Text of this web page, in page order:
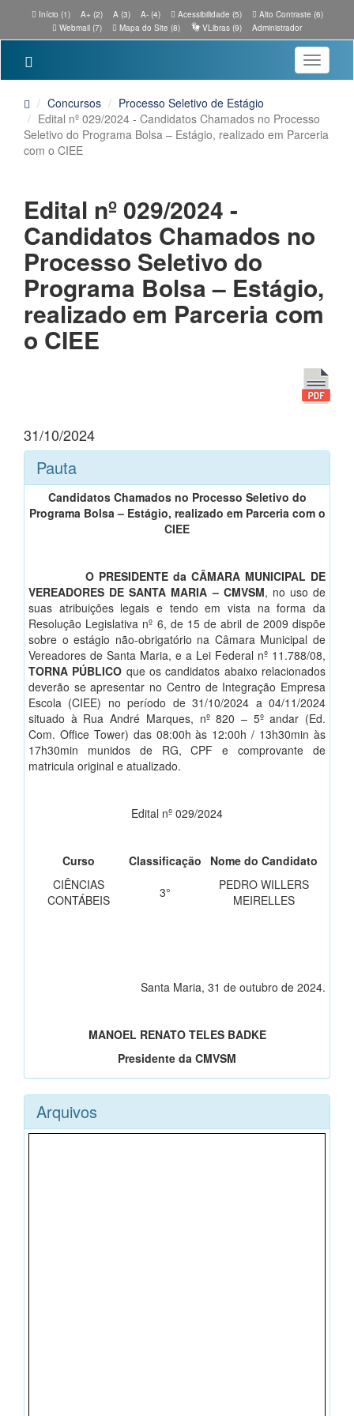
Início (1) A+ (2) A (3) A- (4) Acessibilidade (5)
Alto Contraste (6)
Webmail (7)
Mapa do Site (8) VLibras (9) Administrador
Toggle
Concursos
Processo Seletivo de Estágio
Edital nº 029/2024 - Candidatos Chamados no Processo
Seletivo do Programa Bolsa – Estágio, realizado em Parceria
com o CIEE
Edital nº 029/2024 -
Candidatos Chamados no
Processo Seletivo do
Programa Bolsa – Estágio,
realizado em Parceria com
o CIEE
31/10/2024
Pauta
Candidatos Chamados no Processo Seletivo do
Programa Bolsa – Estágio, realizado em Parceria com o
CIEE
O PRESIDENTE da CÂMARA MUNICIPAL DE
VEREADORES DE SANTA MARIA – CMVSM, no uso de
suas atribuições legais e tendo em vista na forma da
Resolução Legislativa nº 6, de 15 de abril de 2009 dispõe
sobre o estágio não-obrigatório na Câmara Municipal de
Vereadores de Santa Maria, e a Lei Federal nº 11.788/08,
TORNA PÚBLICO que os candidatos abaixo relacionados
deverão se apresentar no Centro de Integração Empresa
Escola (CIEE) no período de 31/10/2024 a 04/11/2024
situado à Rua André Marques, nº 820 – 5º andar (Ed.
Com. Office Tower) das 08:00h às 12:00h / 13h30min às
17h30min munidos de RG, CPF e comprovante de
matricula original e atualizado.
Edital nº 029/2024
Curso Classificação
Nome do Candidato
CIÊNCIAS
CONTÁBEIS
3°
PEDRO WILLERS
MEIRELLES
Santa Maria, 31 de outubro de 2024.
MANOEL RENATO TELES BADKE
Presidente da CMVSM
Arquivos